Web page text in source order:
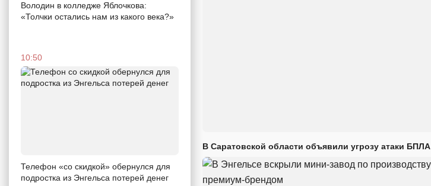
Володин в колледже Яблочкова:
«Толчки остались нам из какого века?»
10:50
Телефон «со скидкой» обернулся для
подростка из Энгельса потерей денег
В Саратовской области объявили угрозу атаки БПЛА